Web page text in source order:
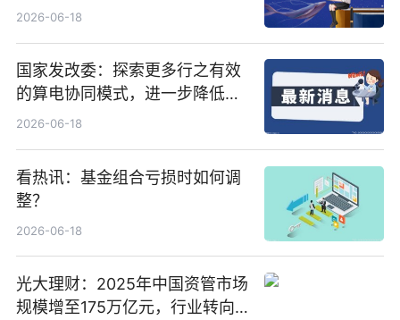
置、纯水冷却单元和特种换热器
2026-06-18
国家发改委：探索更多行之有效
的算电协同模式，进一步降低网
络传输时延_最资讯
2026-06-18
看热讯：基金组合亏损时如何调
整？
2026-06-18
光大理财：2025年中国资管市场
规模增至175万亿元，行业转向